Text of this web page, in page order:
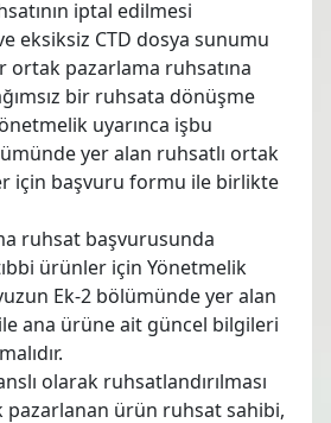
iptal edilmesi
eksiksiz CTD dosya sunumu
ortak pazarlama ruhsatına
bir ruhsata dönüşme
uyarınca işbu
yer alan ruhsatlı ortak
için başvuru formu ile birlikte
ruhsat başvurusunda
ürünler için Yönetmelik
Ek-2 bölümünde yer alan
ana ürüne ait güncel bilgileri
olarak ruhsatlandırılması
ürün ruhsat sahibi,